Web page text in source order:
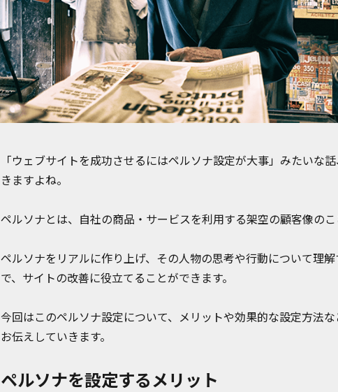
「ウェブサイトを成功させるにはペルソナ設定が大事」みたいな
きますよね。
ペルソナとは、 自社の商品・サービスを利用する架空の顧客像のこ
ペルソナをリアルに作り上げ、その人物の思考や行動について理解
で、サイトの改善に役立てることができます。
今回はこのペルソナ設定について、メリットや効果的な設定方法な
お伝えしていきます。
ペルソナを設定するメリット